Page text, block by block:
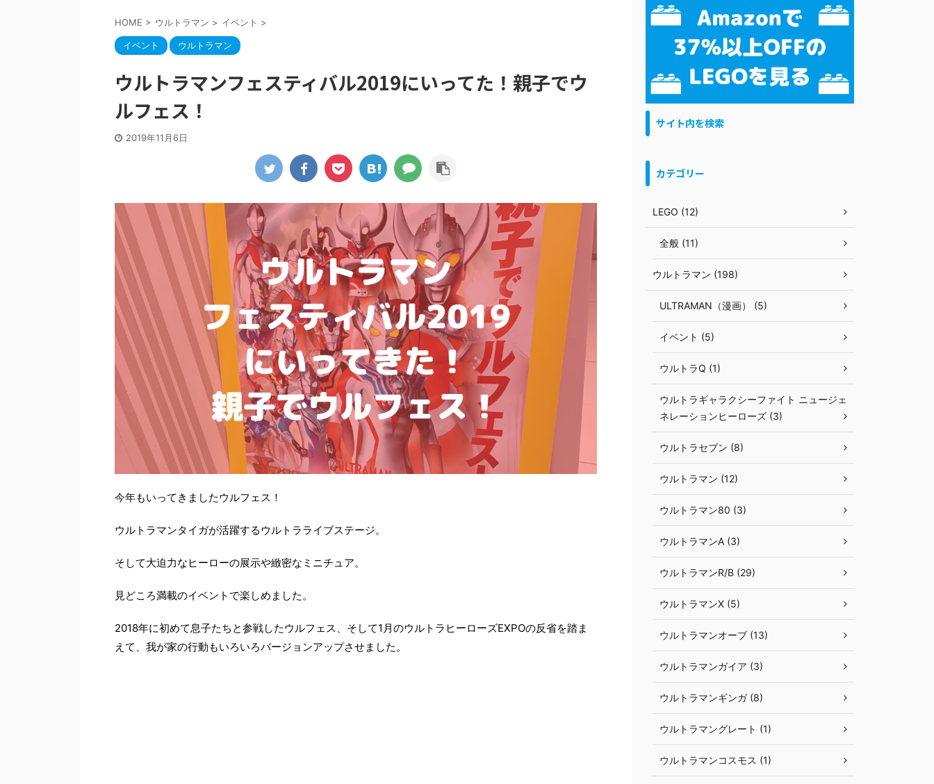
HOME > ウルトラマン > イベント >
イベント ウルトラマン
ウルトラマンフェスティバル2019にいってた！親子でウ
ルフェス！
2019年11月6日
今年もいってきましたウルフェス！
ウルトラマンタイガが活躍するウルトラライブステージ。
そして大迫力なヒーローの展示や緻密なミニチュア。
見どころ満載のイベントで楽しめました。
2018年に初めて息子たちと参戦したウルフェス、そして1月のウルトラヒーローズEXPOの反省を踏ま
えて、我が家の行動もいろいろバージョンアップさせました。
サイト内を検索
カテゴリー
LEGO (12)
全般 (11)
ウルトラマン (198)
ULTRAMAN（漫画） (5)
イベント (5)
ウルトラQ (1)
ウルトラギャラクシーファイト ニュージェ
ネレーションヒーローズ (3)
ウルトラセブン (8)
ウルトラマン (12)
ウルトラマン80 (3)
ウルトラマンA (3)
ウルトラマンR/B (29)
ウルトラマンX (5)
ウルトラマンオーブ (13)
ウルトラマンガイア (3)
ウルトラマンギンガ (8)
ウルトラマングレート (1)
ウルトラマンコスモス (1)